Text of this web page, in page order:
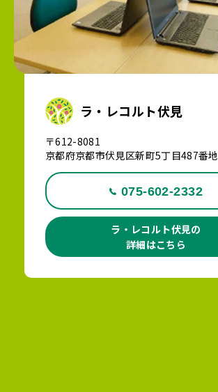
ラ・レコルト伏見
〒612-8081
京都府京都市伏見区新町5丁目487番地
075-602-2332
ラ・レコルト伏見の
詳細はこちら